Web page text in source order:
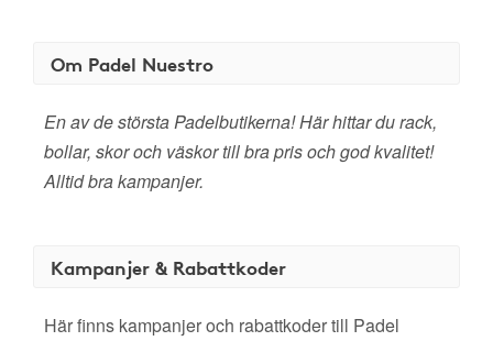
Om Padel Nuestro
En av de största Padelbutikerna! Här hittar du rack,
bollar, skor och väskor till bra pris och god kvalitet!
Alltid bra kampanjer.
Kampanjer & Rabattkoder
Här finns kampanjer och rabattkoder till Padel